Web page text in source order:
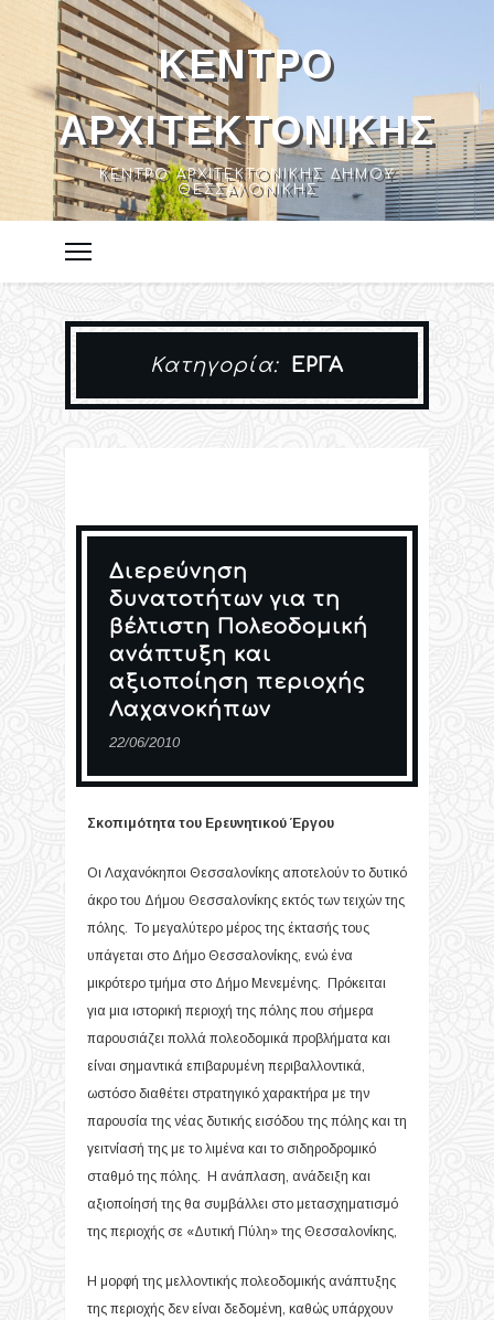
ΚΈΝΤΡΟ
ΑΡΧΙΤΕΚΤΟΝΙΚΉΣ
ΚΈΝΤΡΟ ΑΡΧΙΤΕΚΤΟΝΙΚΉΣ ΔΉΜΟΥ
ΘΕΣΣΑΛΟΝΊΚΗΣ
Κατηγορία: ΈΡΓΑ
Διερεύνηση
δυνατοτήτων για τη
βέλτιστη Πολεοδομική
ανάπτυξη και
αξιοποίηση περιοχής
Λαχανοκήπων
22/06/2010
Σκοπιμότητα του Ερευνητικού Έργου
Οι Λαχανόκηποι Θεσσαλονίκης αποτελούν το δυτικό
άκρο του Δήμου Θεσσαλονίκης εκτός των τειχών της
πόλης. Το μεγαλύτερο μέρος της έκτασής τους
υπάγεται στο Δήμο Θεσσαλονίκης, ενώ ένα
μικρότερο τμήμα στο Δήμο Μενεμένης. Πρόκειται
για μια ιστορική περιοχή της πόλης που σήμερα
παρουσιάζει πολλά πολεοδομικά προβλήματα και
είναι σημαντικά επιβαρυμένη περιβαλλοντικά,
ωστόσο διαθέτει στρατηγικό χαρακτήρα με την
παρουσία της νέας δυτικής εισόδου της πόλης και τη
γειτνίασή της με το λιμένα και το σιδηροδρομικό
σταθμό της πόλης. Η ανάπλαση, ανάδειξη και
αξιοποίησή της θα συμβάλλει στο μετασχηματισμό
της περιοχής σε «Δυτική Πύλη» της Θεσσαλονίκης,
Η μορφή της μελλοντικής πολεοδομικής ανάπτυξης
της περιοχής δεν είναι δεδομένη, καθώς υπάρχουν